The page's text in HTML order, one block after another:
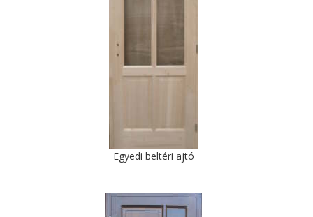
Egyedi beltéri ajtó